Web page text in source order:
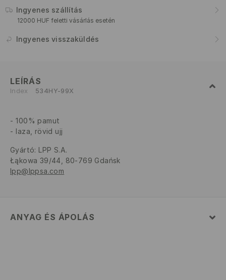
Ingyenes szállítás
12000 HUF feletti vásárlás esetén
Ingyenes visszaküldés
LEÍRÁS
Index 534HY-99X
100% pamut
laza, rövid ujj
Gyártó: LPP S.A.
Łąkowa 39/44, 80-769 Gdańsk
lpp@lppsa.com
ANYAG ÉS ÁPOLÁS